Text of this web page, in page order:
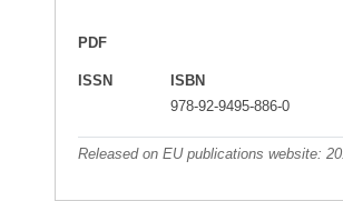
PDF
ISSN
ISBN
978-92-9495-886-0
Released on EU publications website: